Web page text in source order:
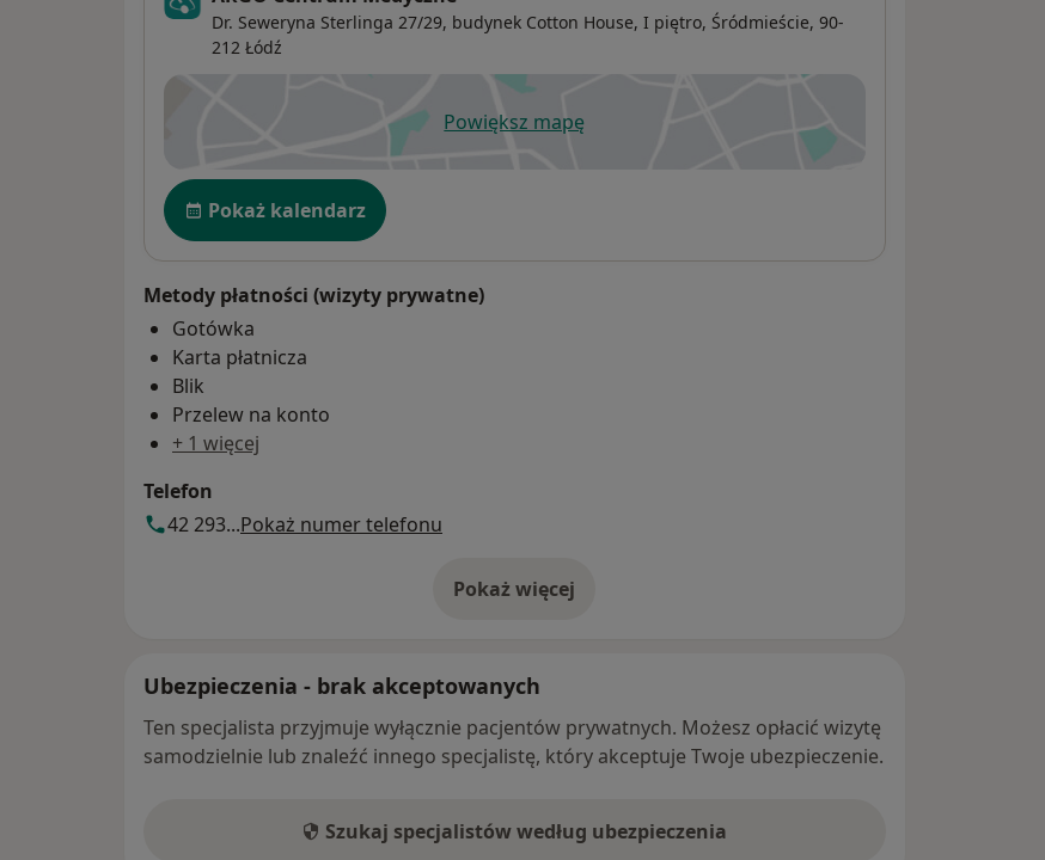
Dr. Seweryna Sterlinga 27/29, budynek Cotton House, I piętro, Śródmieście, 90-
212 Łódź
Powiększ mapęotwiera się w nowej karcie
Dostępność
Pokaż kalendarz
Metody płatności (wizyty prywatne)
Gotówka
Karta płatnicza
Blik
Przelew na konto
+ 1 więcej
Telefon
42 293...Pokaż numer telefonu
Pokaż więcej
o adresie
Ubezpieczenia - brak akceptowanych
Ten specjalista przyjmuje wyłącznie pacjentów prywatnych. Możesz opłacić wizytę
samodzielnie lub znaleźć innego specjalistę, który akceptuje Twoje ubezpieczenie.
Szukaj specjalistów według ubezpieczenia